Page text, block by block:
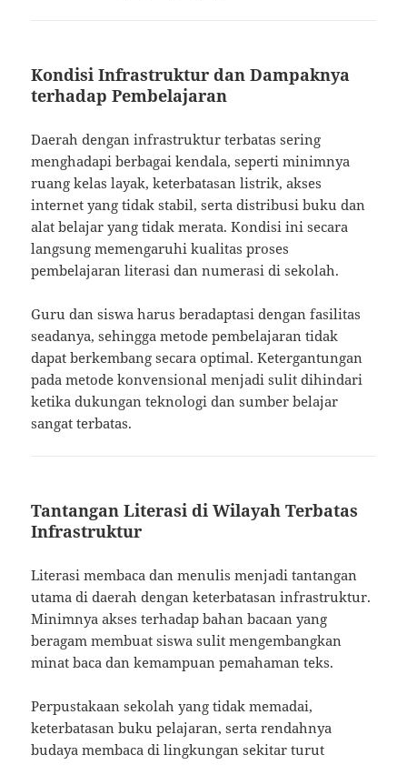
Kondisi Infrastruktur dan Dampaknya
terhadap Pembelajaran
Daerah dengan infrastruktur terbatas sering
menghadapi berbagai kendala, seperti minimnya
ruang kelas layak, keterbatasan listrik, akses
internet yang tidak stabil, serta distribusi buku dan
alat belajar yang tidak merata. Kondisi ini secara
langsung memengaruhi kualitas proses
pembelajaran literasi dan numerasi di sekolah.
Guru dan siswa harus beradaptasi dengan fasilitas
seadanya, sehingga metode pembelajaran tidak
dapat berkembang secara optimal. Ketergantungan
pada metode konvensional menjadi sulit dihindari
ketika dukungan teknologi dan sumber belajar
sangat terbatas.
Tantangan Literasi di Wilayah Terbatas
Infrastruktur
Literasi membaca dan menulis menjadi tantangan
utama di daerah dengan keterbatasan infrastruktur.
Minimnya akses terhadap bahan bacaan yang
beragam membuat siswa sulit mengembangkan
minat baca dan kemampuan pemahaman teks.
Perpustakaan sekolah yang tidak memadai,
keterbatasan buku pelajaran, serta rendahnya
budaya membaca di lingkungan sekitar turut